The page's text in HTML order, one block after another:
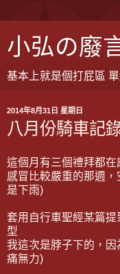
小弘の廢
基本上就是個打屁區
2014年8月31日 星期日
八月份騎車記
這個月有三個禮拜都在
感冒比較嚴重的那週
是下雨)
套用自行車聖經某篇
型
我這次是脖子下的，
痛無力)